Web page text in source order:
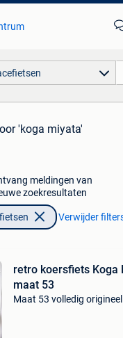
'koga miyata'
meldingen van
zoekresultaten
Verwijder
retro koersfiets Koga
maat 53
Maat 53 volledig